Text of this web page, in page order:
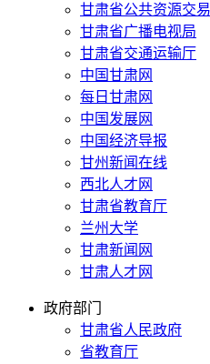
甘肃省公共资源交
甘肃省广播电视局
甘肃省交通运输厅
中国甘肃网
每日甘肃网
中国发展网
中国经济导报
甘州新闻在线
西北人才网
甘肃省教育厅
兰州大学
甘肃新闻网
甘肃人才网
政府部门
甘肃省人民政府
省教育厅